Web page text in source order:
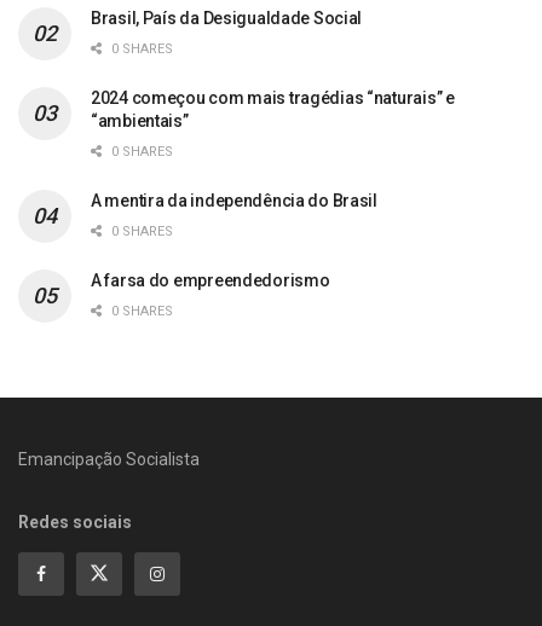
Brasil, País da Desigualdade Social
0 SHARES
2024 começou com mais tragédias “naturais” e
“ambientais”
0 SHARES
A mentira da independência do Brasil
0 SHARES
A farsa do empreendedorismo
0 SHARES
Emancipação Socialista
Redes sociais